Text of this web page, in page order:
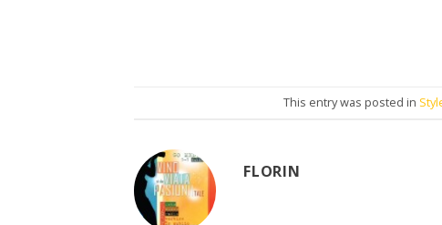
This entry was posted in
FLORIN